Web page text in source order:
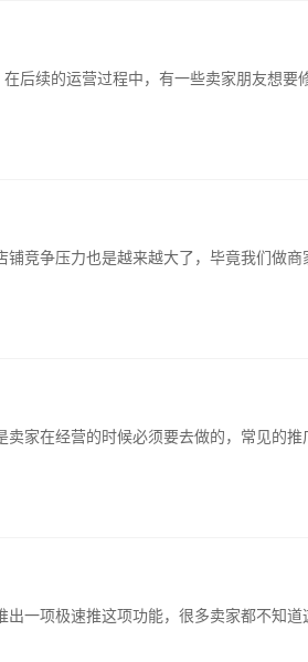
后续的运营过程中，有一些卖家朋友想要
竞争压力也是越来越大了，毕竟我们做商
家在经营的时候必须要去做的，常见的推
一项极速推这项功能，很多卖家都不知道